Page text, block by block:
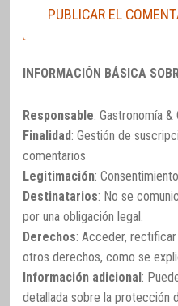
INFORMACIÓN BÁSICA
Responsable: Gastronomía &
Finalidad: Gestión de
comentarios
Legitimación:
Destinatarios: No se
por una obligación legal.
Derechos: Acceder,
otros derechos, como se
Información adicional:
detallada sobre la protección